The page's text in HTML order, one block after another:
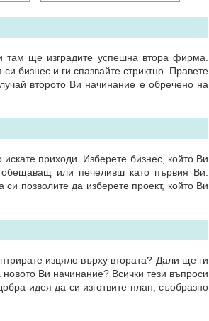
там ще изградите успешна втора фирма.
бизнес и ги спазвайте стриктно. Правете
второто Ви начинание е обречено на
приходи. Изберете бизнес, който Ви
или печеливш като първия Ви.
позволите да изберете проект, който Ви
изцяло върху втората? Дали ще ги
Ви начинание? Всички тези въпроси
идея да си изготвите план, съобразно